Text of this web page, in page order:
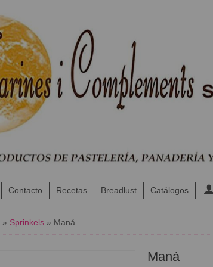
Contacto Recetas Breadlust Catálogos
» Sprinkels» Maná
Maná